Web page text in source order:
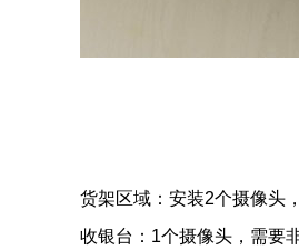
货架区域：安装2个摄像头
收银台：1个摄像头，需要